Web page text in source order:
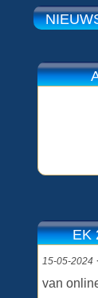
EK
15-05-2024
van